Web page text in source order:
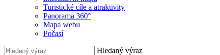
Turistické cíle a atraktivity
Panorama 360°
Mapa webu
Počasí
Hledaný výraz